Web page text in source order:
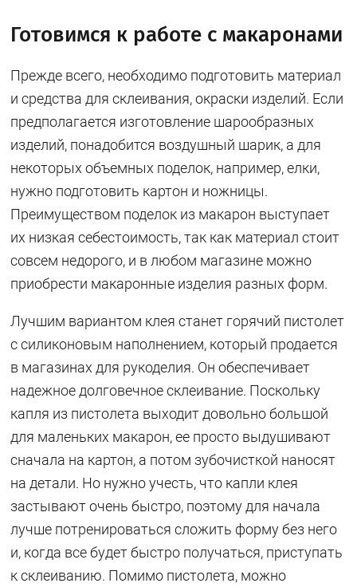
Готовимся к работе с макаронами
Прежде всего, необходимо подготовить материал
и средства для склеивания, окраски изделий. Если
предполагается изготовление шарообразных
изделий, понадобится воздушный шарик, а для
некоторых объемных поделок, например, елки,
нужно подготовить картон и ножницы.
Преимуществом поделок из макарон выступает
их низкая себестоимость, так как материал стоит
совсем недорого, и в любом магазине можно
приобрести макаронные изделия разных форм.
Лучшим вариантом клея станет горячий пистолет
с силиконовым наполнением, который продается
в магазинах для рукоделия. Он обеспечивает
надежное долговечное склеивание. Поскольку
капля из пистолета выходит довольно большой
для маленьких макарон, ее просто выдушивают
сначала на картон, а потом зубочисткой наносят
на детали. Но нужно учесть, что капли клея
застывают очень быстро, поэтому для начала
лучше потренироваться сложить форму без него
и, когда все будет быстро получаться, приступать
к склеиванию. Помимо пистолета, можно